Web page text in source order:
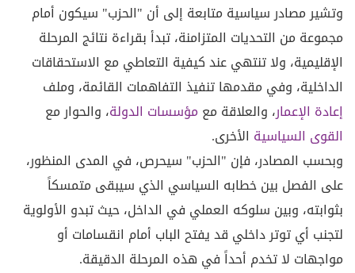
وتشير مصادر سياسية متابعة إلى أن "الحزب" سيكون أمام
مجموعة من التحديات المتزامنة، تبدأ بقراءة نتائج المرحلة
الإقليمية، ولا تنتهي عند كيفية التعاطي مع الاستحقاقات
الداخلية، وفي مقدمها تنفيذ التفاهمات القائمة، وملف
إعادة الإعمار، والعلاقة معمؤسسات الدولة، والحوار مع
القوى السياسية الأخرى.
وبحسب المصادر، فإن "الحزب" سيحرص، في المدى المنظور،
على الفصل بين خطابه السياسي الذي سيبقى متمسكاً
بثوابته، وبين سلوكه العملي في الداخل، حيث تبدو الأولوية
لتجنب أي توتر داخلي قد يفتح الباب أمام انقسامات أو
مواجهات لا تخدم أحداً في هذه المرحلة الدقيقة.